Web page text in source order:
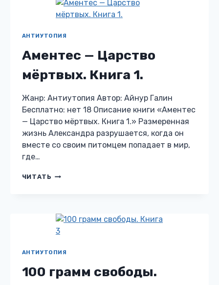
МИРА
АНТИУТОПИЯ
Аментес — Царство
мёртвых. Книга 1.
Жанр: Антиутопия Автор: Айнур Галин
Бесплатно: нет 18 Описание книги «Аментес
— Царство мёртвых. Книга 1.» Размеренная
жизнь Александра разрушается, когда он
вместе со своим питомцем попадает в мир,
где…
ЧИТАТЬ АМЕНТЕС
КНИГА
1.
АНТИУТОПИЯ
100 грамм свободы.